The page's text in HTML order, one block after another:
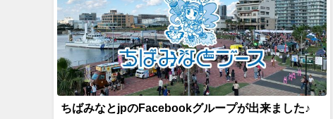
ちばみなとjpのFacebookグループが出来ました♪